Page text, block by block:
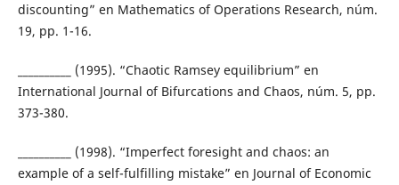
discounting” en Mathematics of Operations Research, núm.
19, pp. 1-16.
__________ (1995). “Chaotic Ramsey equilibrium” en
International Journal of Bifurcations and Chaos, núm. 5, pp.
373-380.
__________ (1998). “Imperfect foresight and chaos: an
example of a self-fulfilling mistake” en Journal of Economic